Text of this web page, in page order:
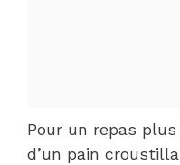
Pour un repas
d’un pain